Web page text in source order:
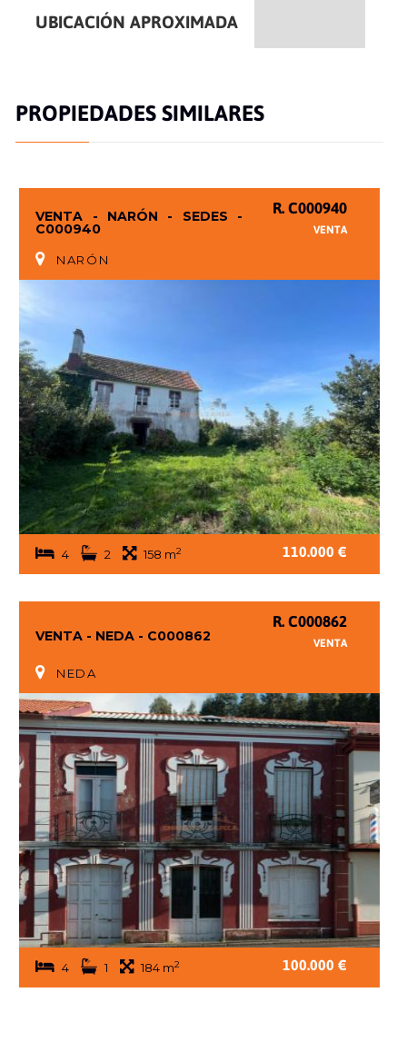
UBICACIÓN APROXIMADA
PROPIEDADES SIMILARES
VENTA - NARÓN - SEDES -
C000940
NARÓN
R. C000940
VENTA
4 2 158 m2 110.000 €
VENTA - NEDA - C000862
NEDA
R. C000862
VENTA
4 1 184 m2 100.000 €